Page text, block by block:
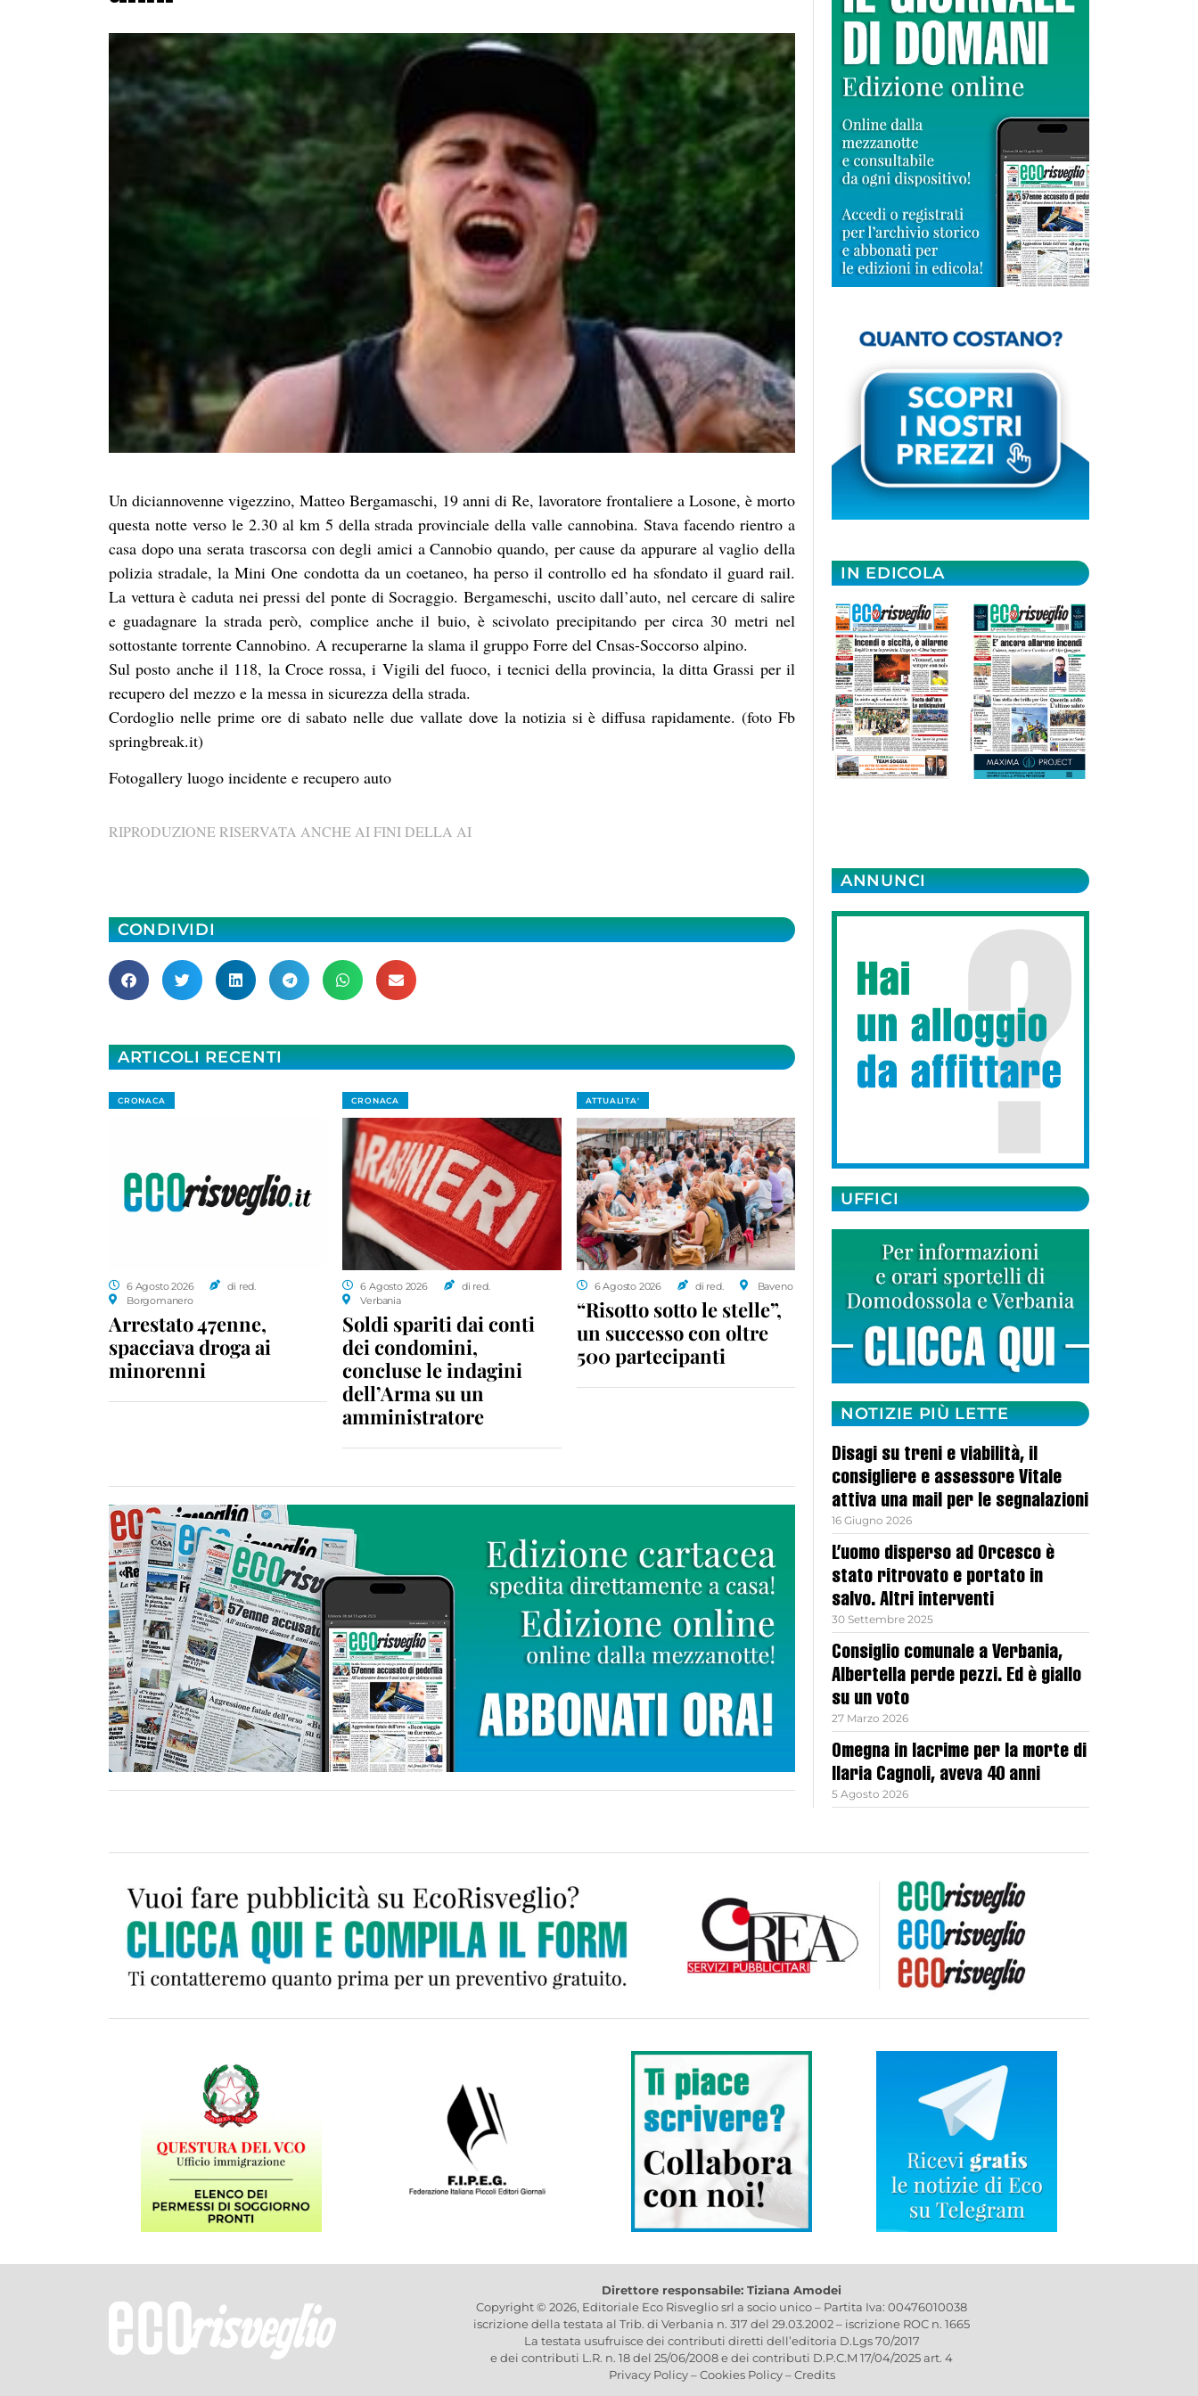
Un diciannovenne vigezzino, Matteo Bergamaschi, 19 anni di Re, lavoratore frontaliere a Losone, è morto
questa notte verso le 2.30 al km 5 della strada provinciale della valle cannobina. Stava facendo rientro a
casa dopo una serata trascorsa con degli amici a Cannobio quando, per cause da appurare al vaglio della
polizia stradale, la Mini One condotta da un coetaneo, ha perso il controllo ed ha sfondato il guard rail.
La vettura è caduta nei pressi del ponte di Socraggio. Bergameschi, uscito dall’auto, nel cercare di salire
e guadagnare la strada però, complice anche il buio, è scivolato precipitando per circa 30 metri nel
sottostante torrente Cannobino. A recuperarne la slama il gruppo Forre del Cnsas-Soccorso alpino.
Sul posto anche il 118, la Croce rossa, i Vigili del fuoco, i tecnici della provincia, la ditta Grassi per il
recupero del mezzo e la messa in sicurezza della strada.
Cordoglio nelle prime ore di sabato nelle due vallate dove la notizia si è diffusa rapidamente. (foto Fb
springbreak.it)
Fotogallery luogo incidente e recupero auto
RIPRODUZIONE RISERVATA ANCHE AI FINI DELLA AI
CONDIVIDI
ARTICOLI RECENTI
CRONACA
6 Agosto 2026
di red.
Borgomanero
Arrestato 47enne,
spacciava droga ai
minorenni
CRONACA
6 Agosto 2026
di red.
Verbania
Soldi spariti dai conti
dei condomini,
concluse le indagini
dell’Arma su un
amministratore
ATTUALITA'
6 Agosto 2026 di red. Baveno
“Risotto sotto le stelle”,
un successo con oltre
500 partecipanti
IN EDICOLA
ANNUNCI
UFFICI
NOTIZIE PIÙ LETTE
Disagi su treni e viabilità, il
consigliere e assessore Vitale
attiva una mail per le segnalazioni
16 Giugno 2026
L’uomo disperso ad Orcesco è
stato ritrovato e portato in
salvo. Altri interventi
30 Settembre 2025
Consiglio comunale a Verbania,
Albertella perde pezzi. Ed è giallo
su un voto
27 Marzo 2026
Omegna in lacrime per la morte di
Ilaria Cagnoli, aveva 40 anni
5 Agosto 2026
Direttore responsabile: Tiziana Amodei
Copyright © 2026, Editoriale Eco Risveglio srl a socio unico – Partita Iva: 00476010038
iscrizione della testata al Trib. di Verbania n. 317 del 29.03.2002 – iscrizione ROC n. 1665
La testata usufruisce dei contributi diretti dell’editoria D.Lgs 70/2017
e dei contributi L.R. n. 18 del 25/06/2008 e dei contributi D.P.C.M 17/04/2025 art. 4
Privacy Policy–Cookies Policy–Credits